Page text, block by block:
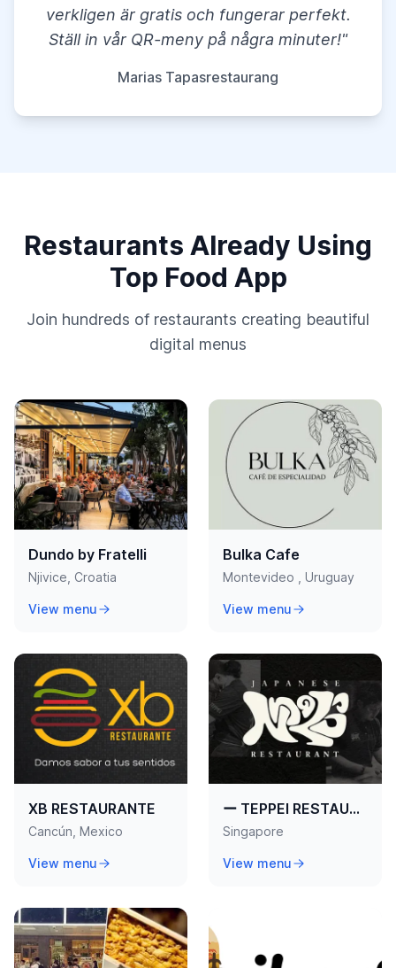
verkligen är gratis och fungerar perfekt.
Ställ in vår QR-meny på några minuter!"
Marias Tapasrestaurang
Restaurants Already Using
Top Food App
Join hundreds of restaurants creating beautiful
digital menus
Dundo by Fratelli
Njivice, Croatia
View menu
Bulka Cafe
Montevideo , Uruguay
View menu
XB RESTAURANTE
Cancún, Mexico
View menu
ー TEPPEI RESTAURANT ー
Singapore
View menu